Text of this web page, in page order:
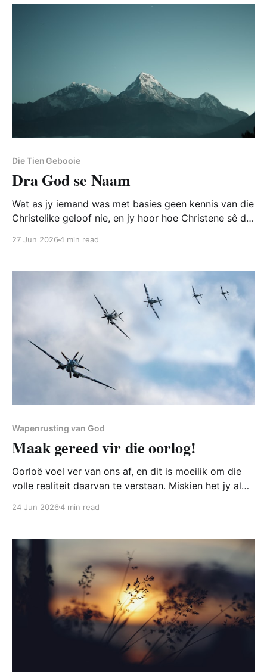
Christus en sy Woord openbaar.
Die Tien Gebooie
Dra God se Naam
Wat as jy iemand was met basies geen kennis van die
Christelike geloof nie, en jy hoor hoe Christene sê dat
27 Jun 20264 min read
Wapenrusting van God
Maak gereed vir die oorlog!
Oorloë voel ver van ons af, en dit is moeilik om die
volle realiteit daarvan te verstaan. Miskien het jy al
foto’s en video’s van oorloë op die Internet, of
kar volgemaak het...
24 Jun 20264 min read